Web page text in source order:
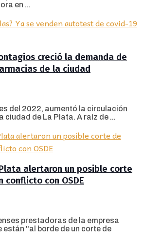
en ...
creció la demanda de
de la ciudad
del 2022, aumentó la circulación
ciudad de La Plata. A raíz de ...
alertaron un posible corte
conflicto con OSDE
prestadoras de la empresa
están "al borde de un corte de